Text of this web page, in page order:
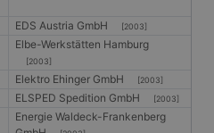
EDS Austria GmbH [2003]
Elbe-Werkstätten Hamburg
[2003]
Elektro Ehinger GmbH [2003]
ELSPED Spedition GmbH [2003]
Energie Waldeck-Frankenberg